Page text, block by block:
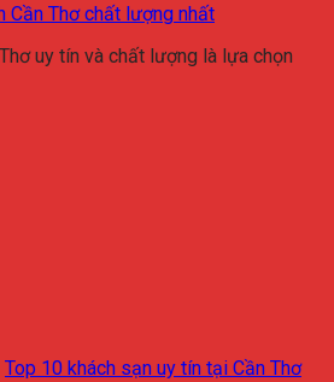
Cần Thơ chất lượng nhất
uy tín và chất lượng là lựa chọn
Top 10 khách sạn uy tín tại Cần Thơ